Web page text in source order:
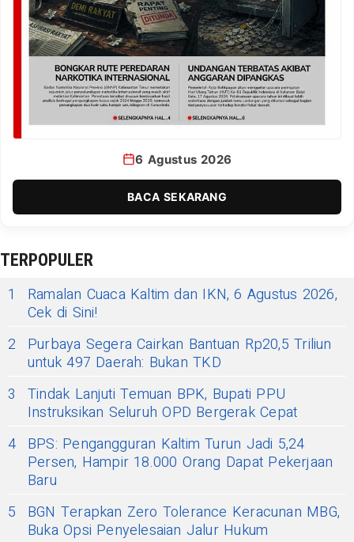
6 Agustus 2026
BACA SEKARANG
TERPOPULER
1
Ramalan Cuaca Kaltim dan IKN, 6 Agustus 2026,
Cek di Sini!
2
Purbaya Segera Cairkan Bantuan Rp20,5 Triliun
untuk 497 Daerah: Bukan TKD
3
Tindak Lanjuti Temuan BPK, Bupati PPU
Instruksikan Seluruh OPD Bergerak Cepat
4 BPS: Pengangguran Kaltim Turun Jadi 5,24
Persen, Hampir 18.000 Orang Dapat Pekerjaan
Baru
5
BGN Terapkan Zero Tolerance Keracunan MBG,
Buka Opsi Penyelesaian Jalur Hukum